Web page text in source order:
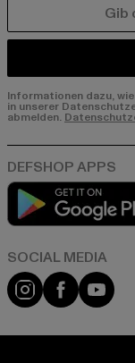
Informationen dazu,
in unserer
abmelden.
Instagram
Facebook